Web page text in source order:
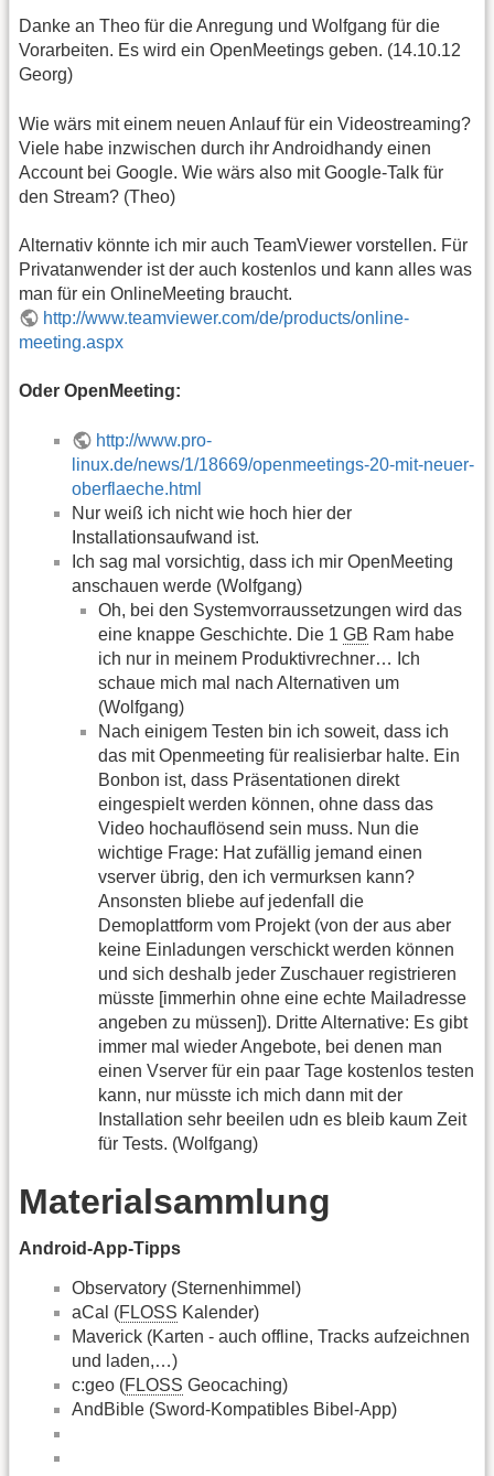
Danke an Theo für die Anregung und Wolfgang für die
Vorarbeiten. Es wird ein OpenMeetings geben. (14.10.12
Georg)
Wie wärs mit einem neuen Anlauf für ein Videostreaming?
Viele habe inzwischen durch ihr Androidhandy einen
Account bei Google. Wie wärs also mit Google-Talk für
den Stream? (Theo)
Alternativ könnte ich mir auch TeamViewer vorstellen. Für
Privatanwender ist der auch kostenlos und kann alles was
man für ein OnlineMeeting braucht.
http://www.teamviewer.com/de/products/online-
meeting.aspx
Oder OpenMeeting:
http://www.pro-
linux.de/news/1/18669/openmeetings-20-mit-neuer-
oberflaeche.html
Nur weiß ich nicht wie hoch hier der
Installationsaufwand ist.
Ich sag mal vorsichtig, dass ich mir OpenMeeting
anschauen werde (Wolfgang)
Oh, bei den Systemvorraussetzungen wird das
eine knappe Geschichte. Die 1 GB Ram habe
ich nur in meinem Produktivrechner… Ich
schaue mich mal nach Alternativen um
(Wolfgang)
Nach einigem Testen bin ich soweit, dass ich
das mit Openmeeting für realisierbar halte. Ein
Bonbon ist, dass Präsentationen direkt
eingespielt werden können, ohne dass das
Video hochauflösend sein muss. Nun die
wichtige Frage: Hat zufällig jemand einen
vserver übrig, den ich vermurksen kann?
Ansonsten bliebe auf jedenfall die
Demoplattform vom Projekt (von der aus aber
keine Einladungen verschickt werden können
und sich deshalb jeder Zuschauer registrieren
müsste [immerhin ohne eine echte Mailadresse
angeben zu müssen]). Dritte Alternative: Es gibt
immer mal wieder Angebote, bei denen man
einen Vserver für ein paar Tage kostenlos testen
kann, nur müsste ich mich dann mit der
Installation sehr beeilen udn es bleib kaum Zeit
für Tests. (Wolfgang)
Materialsammlung
Android-App-Tipps
Observatory (Sternenhimmel)
aCal (FLOSS Kalender)
Maverick (Karten - auch offline, Tracks aufzeichnen
und laden,…)
c:geo (FLOSS Geocaching)
AndBible (Sword-Kompatibles Bibel-App)